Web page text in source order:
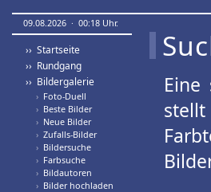
09.08.2026 · 00:18 Uhr.
›› Startseite
›› Rundgang
›› Bildergalerie
› Foto-Duell
› Beste Bilder
› Neue Bilder
› Zufalls-Bilder
› Bildersuche
› Farbsuche
› Bildautoren
› Bilder hochladen